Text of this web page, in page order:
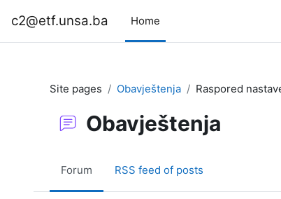
c2@etf.unsa.ba Home
Site pages Obavještenja Raspored
Obavještenja
Forum RSS feed of posts